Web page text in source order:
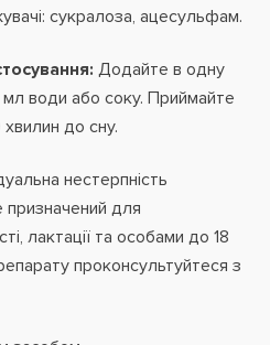
сукралоза, ацесульфам.
Додайте в одну
води або соку. Приймайте
до сну.
нестерпність
призначений для
лактації та особами до 18
проконсультуйтеся з